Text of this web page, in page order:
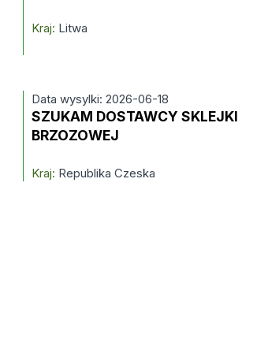
Kraj: Litwa
Data wysylki: 2026-06-18
SZUKAM DOSTAWCY SKLEJKI
BRZOZOWEJ
Kraj: Republika Czeska